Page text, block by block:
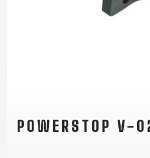
POWERSTOP V-